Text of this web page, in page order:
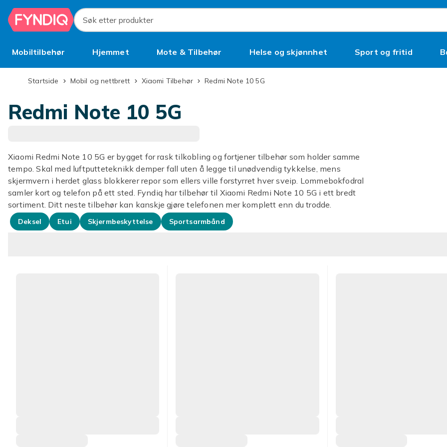
Hopp til hovedinnhold
Søk etter produkter
Mobiltilbehør Hjemmet Mote & Tilbehør Helse og skjønnhet Sport og fritid
BruktStartside Mobil og nettbrett Xiaomi Tilbehør Redmi Note 10 5G
Redmi Note 10 5G
Xiaomi Redmi Note 10 5G er bygget for rask tilkobling og fortjener tilbehør som holder samme
tempo. Skal med luftputteteknikk demper fall uten å legge til unødvendig tykkelse, mens
skjermvern i herdet glass blokkerer repor som ellers ville forstyrret hver sveip. Lommebokfodral
samler kort og telefon på ett sted. Fyndiq har tilbehør til Xiaomi Redmi Note 10 5G i ett bredt
sortiment. Ditt neste tilbehør kan kanskje gjøre telefonen mer komplett enn du trodde.
Deksel Etui Skjermbeskyttelse Sportsarmbånd